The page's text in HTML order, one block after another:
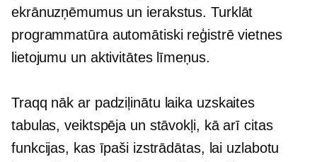
ekrānuzņēmumus un ierakstus. Turklāt
programmatūra automātiski reģistrē vietnes
lietojumu un aktivitātes līmeņus.
Traqq nāk ar padziļinātu laika uzskaites
tabulas, veiktspēja un stāvokļi, kā arī citas
funkcijas, kas īpaši izstrādātas, lai uzlabotu